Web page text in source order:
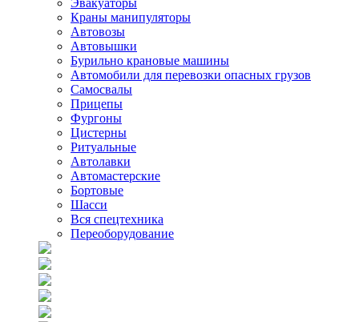
Эвакуаторы
Краны манипуляторы
Автовозы
Автовышки
Бурильно крановые машины
Автомобили для перевозки опасных грузов
Самосвалы
Прицепы
Фургоны
Цистерны
Ритуальные
Автолавки
Автомастерские
Бортовые
Шасси
Вся спецтехника
Переоборудование